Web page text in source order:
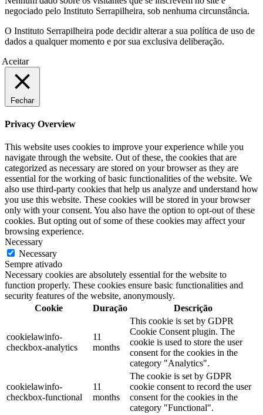
negociado pelo Instituto Serrapilheira, sob nenhuma circunstância.
O Instituto Serrapilheira pode decidir alterar a sua política de uso de
dados a qualquer momento e por sua exclusiva deliberação.
Aceitar
Fechar
Privacy Overview
This website uses cookies to improve your experience while you
navigate through the website. Out of these, the cookies that are
categorized as necessary are stored on your browser as they are
essential for the working of basic functionalities of the website. We
also use third-party cookies that help us analyze and understand how
you use this website. These cookies will be stored in your browser
only with your consent. You also have the option to opt-out of these
cookies. But opting out of some of these cookies may affect your
browsing experience.
Necessary
Necessary
Sempre ativado
Necessary cookies are absolutely essential for the website to
function properly. These cookies ensure basic functionalities and
security features of the website, anonymously.
Cookie
Duração Descrição
cookielawinfo-
checkbox-analytics
11
months
This cookie is set by GDPR
Cookie Consent plugin. The
cookie is used to store the user
consent for the cookies in the
category "Analytics".
cookielawinfo-
checkbox-functional
11
months
The cookie is set by GDPR
cookie consent to record the user
consent for the cookies in the
category "Functional".